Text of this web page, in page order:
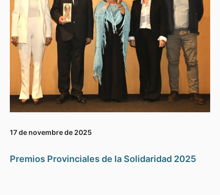
17 de novembre de 2025
Premios Provinciales de la Solidaridad 2025